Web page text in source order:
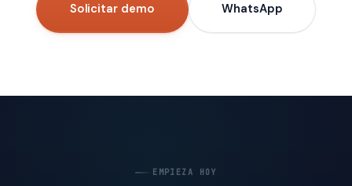
Solicitar demo WhatsApp
EMPIEZA HOY